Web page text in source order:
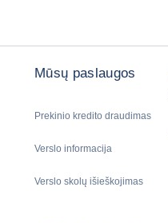
Mūsų paslaugos
Prekinio kredito draudimas
Verslo informacija
Verslo skolų išieškojimas